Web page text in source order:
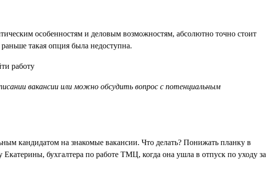
особенностям и деловым возможностям, абсолютно точно стоит
такая опция была недоступна.
вакансии или можно обсудить вопрос с потенциальным
кандидатом на знакомые вакансии. Что делать? Понижать планку в
бухгалтера по работе ТМЦ, когда она ушла в отпуск по уходу за